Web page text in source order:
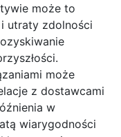
może to
utraty zdolności
może
z dostawcami
w
wiarygodności